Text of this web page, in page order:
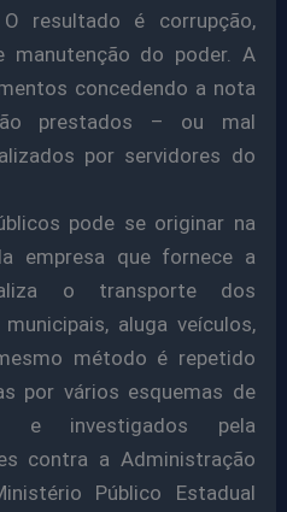
resultado é corrupção,
manutenção do poder. A
concedendo a nota
prestados – ou mal
por servidores do
pode se originar na
empresa que fornece a
o transporte dos
aluga veículos,
método é repetido
por vários esquemas de
e investigados pela
contra a Administração
Público Estadual